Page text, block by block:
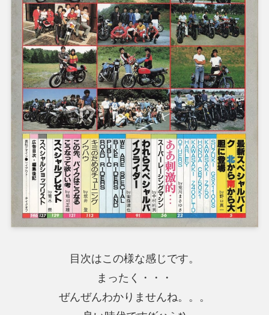
目次はこの様な感じです。
まったく・・・
ぜんぜんわかりませんね。。。